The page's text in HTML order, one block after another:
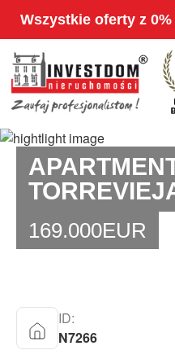
Wszystkie oferty z
169.000EUR
ID:
N7266